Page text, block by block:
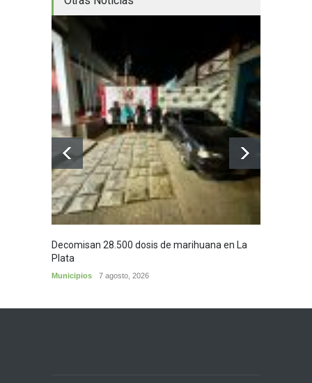
Decomisan 28.500 dosis de marihuana en La
Plata
Municipios 7 agosto, 2026